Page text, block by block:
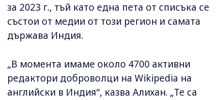
за 2023 г., тъй като една пета от списъка се
състои от медии от този регион и самата
държава Индия.
„В момента имаме около 4700 активни
редактори доброволци на Wikipedia на
английски в Индия“, казва Алихан. „Те са